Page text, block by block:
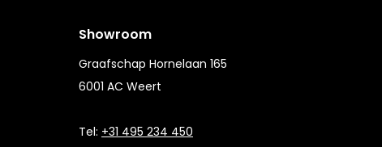
Showroom
Graafschap Hornelaan 165
6001 AC Weert
Tel: +31 495 234 450